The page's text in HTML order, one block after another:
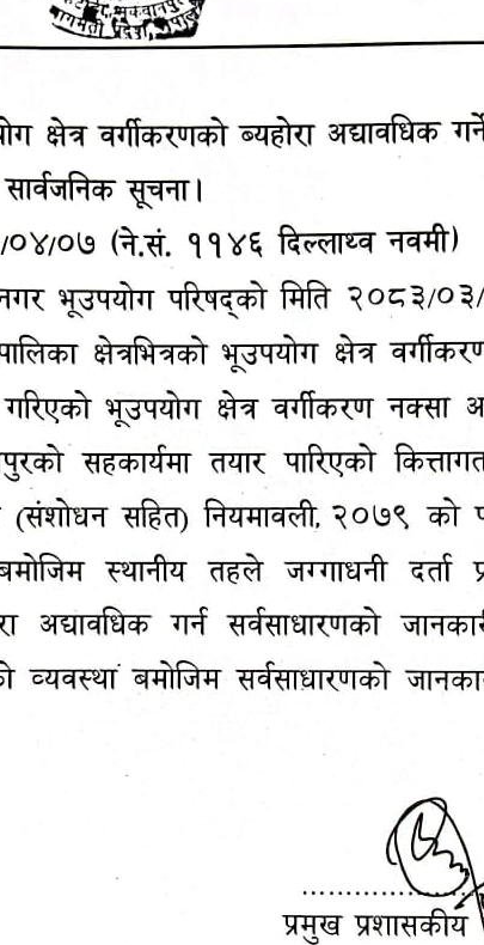
पोषाक र परिचयपत्र अनिवार्य लगाउने सम्बन्धमा ।
नदीजन्य पदार्थको बिक्री-वितरणमा रोक लगाइएको सम्बन्धी
सूचना !
थप